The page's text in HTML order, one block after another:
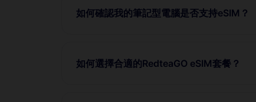
如何確認我的筆記型電腦是否支持eSIM？
如何選擇合適的RedteaGO eSIM套餐？